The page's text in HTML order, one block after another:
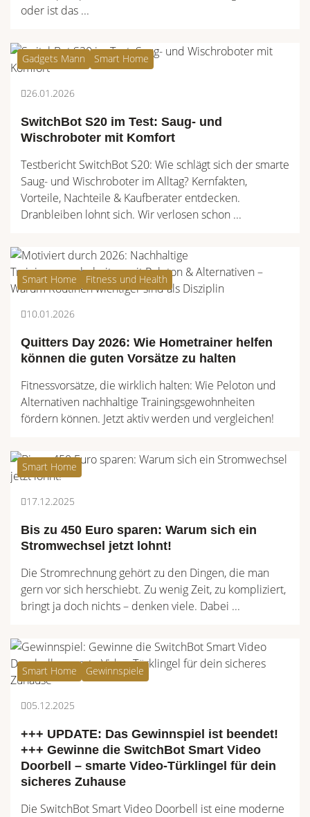
oder ist das ...
Gadgets Mann Smart Home
26.01.2026
SwitchBot S20 im Test: Saug- und
Wischroboter mit Komfort
Testbericht SwitchBot S20: Wie schlägt sich der smarte
Saug- und Wischroboter im Alltag? Kernfakten,
Vorteile, Nachteile & Kaufberater entdecken.
Dranbleiben lohnt sich. Wir verlosen schon ...
Smart Home Fitness und Health
10.01.2026
Quitters Day 2026: Wie Hometrainer helfen
können die guten Vorsätze zu halten
Fitnessvorsätze, die wirklich halten: Wie Peloton und
Alternativen nachhaltige Trainingsgewohnheiten
fördern können. Jetzt aktiv werden und vergleichen!
Smart Home
17.12.2025
Bis zu 450 Euro sparen: Warum sich ein
Stromwechsel jetzt lohnt!
Die Stromrechnung gehört zu den Dingen, die man
gern vor sich herschiebt. Zu wenig Zeit, zu kompliziert,
bringt ja doch nichts – denken viele. Dabei ...
Smart Home Gewinnspiele
05.12.2025
+++ UPDATE: Das Gewinnspiel ist beendet!
+++ Gewinne die SwitchBot Smart Video
Doorbell – smarte Video-Türklingel für dein
sicheres Zuhause
Die SwitchBot Smart Video Doorbell ist eine moderne